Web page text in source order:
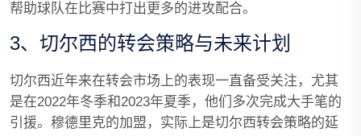
帮助球队在比赛中打出更多的进攻配合。
3、切尔西的转会策略与未来计划
切尔西近年来在转会市场上的表现一直备受关注，尤其
是在2022年冬季和2023年夏季，他们多次完成大手笔的
引援。穆德里克的加盟，实际上是切尔西转会策略的延